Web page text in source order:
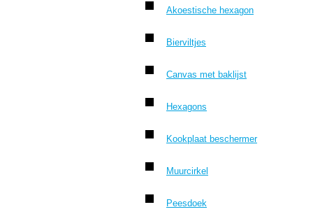
Akoestische hexagon
Bierviltjes
Canvas met baklijst
Hexagons
Kookplaat beschermer
Muurcirkel
Peesdoek